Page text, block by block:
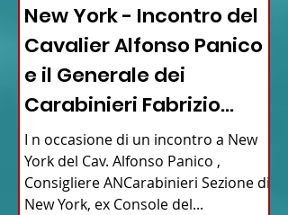
New York - Incontro del
Cavalier Alfonso Panico
e il Generale dei
Carabinieri Fabrizio
Parrulli
I n occasione di un incontro a New
York del Cav. Alfonso Panico ,
Consigliere ANCarabinieri Sezione di
New York, ex Console del...